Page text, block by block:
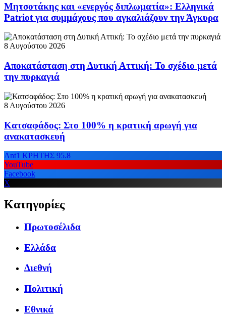
Μητσοτάκης και «ενεργός διπλωματία»: Ελληνικά
Patriot για συμμάχους που αγκαλιάζουν την Άγκυρα
8 Αυγούστου 2026
Αποκατάσταση στη Δυτική Αττική: Το σχέδιο μετά
την πυρκαγιά
8 Αυγούστου 2026
Κατσαφάδος: Στο 100% η κρατική αρωγή για
ανακατασκευή
Ant1 ΚΡΗΤΗΣ 95.8
YouTube
Facebook
X
Κατηγορίες
Πρωτοσέλιδα
Ελλάδα
Διεθνή
Πολιτική
Εθνικά